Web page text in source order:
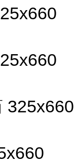
325x660